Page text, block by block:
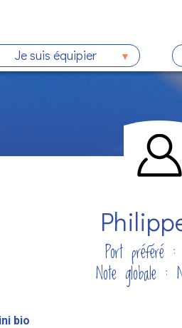
Je suis équipier
Port préféré :
Note globale :
bio